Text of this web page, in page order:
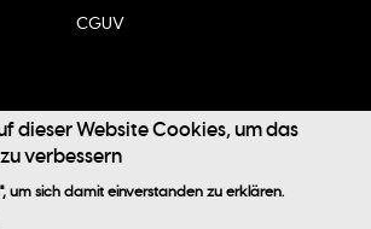
CGUV
dieser Website Cookies, um das
verbessern
um sich damit einverstanden zu erklären.